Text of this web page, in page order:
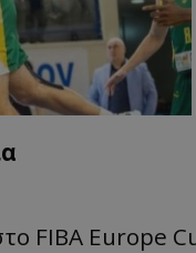
FIBA Europe